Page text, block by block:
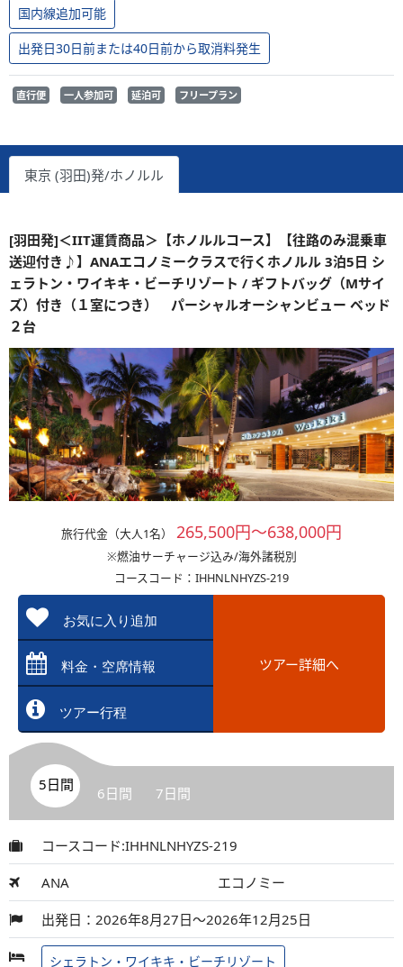
国内線追加可能
出発日30日前または40日前から取消料発生
直行便 一人参加可 延泊可 フリープラン
東京 (羽田)発/ホノルル
[羽田発]＜IIT運賃商品＞【ホノルルコース】【往路のみ混乗車
送迎付き♪】ANAエコノミークラスで行くホノルル 3泊5日 シ
ェラトン・ワイキキ・ビーチリゾート / ギフトバッグ（Mサイ
ズ）付き（１室につき） パーシャルオーシャンビュー ベッド
２台
旅行代金（大人1名） 265,500円～638,000円
※燃油サーチャージ込み/海外諸税別
コースコード：IHHNLNHYZS-219
お気に入り追加
料金・空席情報
ツアー行程
ツアー詳細へ
5日間 6日間 7日間
コースコード:IHHNLNHYZS-219
ANA エコノミー
出発日：2026年8月27日～2026年12月25日
シェラトン・ワイキキ・ビーチリゾート